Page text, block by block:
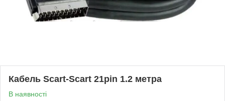
Кабель Scart-Scart 21pin 1.2 метра
В наявності